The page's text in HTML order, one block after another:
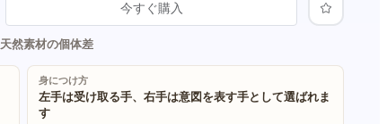
今すぐ購入
天然素材の個体差
身につけ方
左手は受け取る手、右手は意図を表す手として選ばれま
す